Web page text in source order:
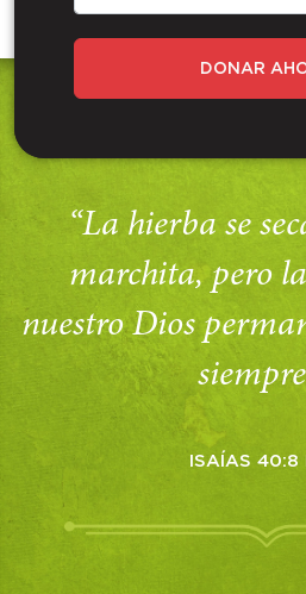
DONAR
“La hierba se
marchita, pero
nuestro Dios
ISAÍAS 40:8